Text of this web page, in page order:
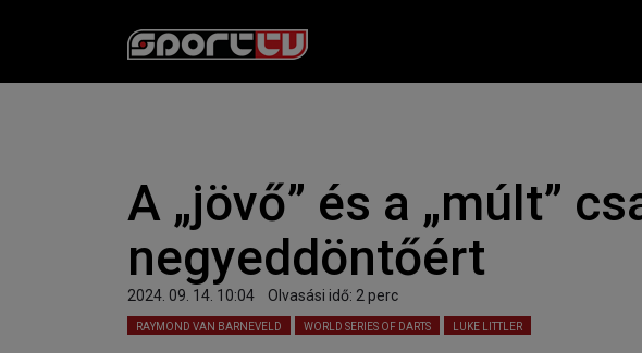
A „jövő” és a „múlt”
negyeddöntőért
2024. 09. 14. 10:04 Olvasási idő: 2 perc
RAYMOND VAN BARNEVELD WORLD SERIES OF DARTS LUKE LITTLER